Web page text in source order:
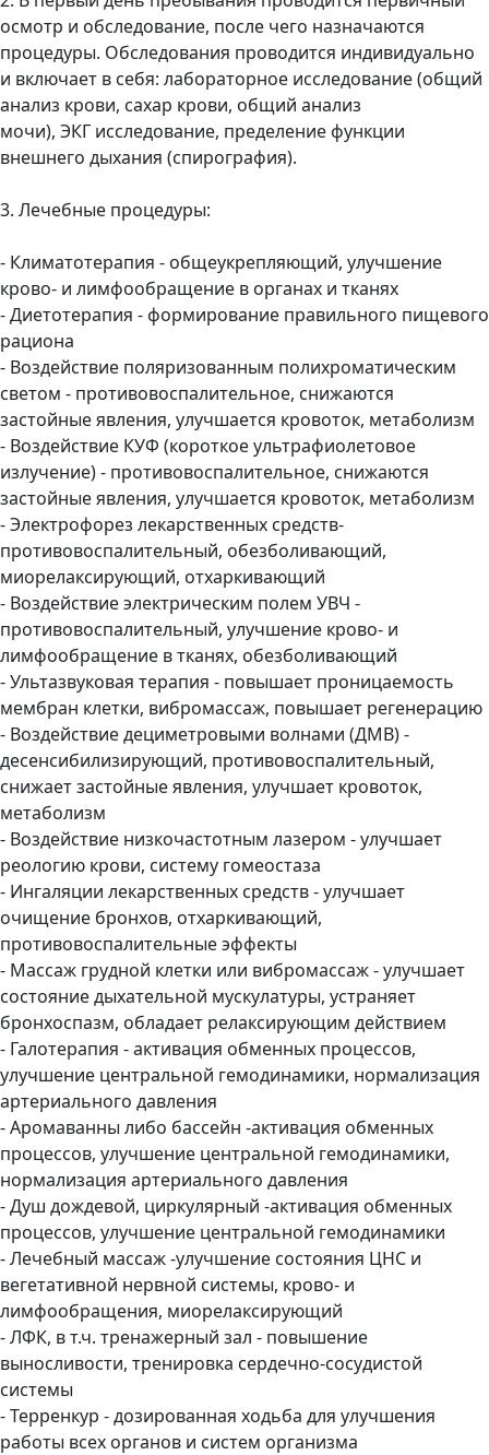
осмотр и обследование, после чего назначаются
процедуры. Обследования проводится индивидуально
и включает в себя: лабораторное исследование (общий
анализ крови, сахар крови, общий анализ
мочи), ЭКГ исследование, пределение функции
внешнего дыхания (спирография).
3. Лечебные процедуры:
- Климатотерапия - общеукрепляющий, улучшение
крово- и лимфообращение в органах и тканях
- Диетотерапия - формирование правильного пищевого
рациона
- Воздействие поляризованным полихроматическим
светом - противовоспалительное, снижаются
застойные явления, улучшается кровоток, метаболизм
- Воздействие КУФ (короткое ультрафиолетовое
излучение) - противовоспалительное, снижаются
застойные явления, улучшается кровоток, метаболизм
- Электрофорез лекарственных средств-
противовоспалительный, обезболивающий,
миорелаксирующий, отхаркивающий
- Воздействие электрическим полем УВЧ -
противовоспалительный, улучшение крово- и
лимфообращение в тканях, обезболивающий
- Ультазвуковая терапия - повышает проницаемость
мембран клетки, вибромассаж, повышает регенерацию
- Воздействие дециметровыми волнами (ДМВ) -
десенсибилизирующий, противовоспалительный,
снижает застойные явления, улучшает кровоток,
метаболизм
- Воздействие низкочастотным лазером - улучшает
реологию крови, систему гомеостаза
- Ингаляции лекарственных средств - улучшает
очищение бронхов, отхаркивающий,
противовоспалительные эффекты
- Массаж грудной клетки или вибромассаж - улучшает
состояние дыхательной мускулатуры, устраняет
бронхоспазм, обладает релаксирующим действием
- Галотерапия - активация обменных процессов,
улучшение центральной гемодинамики, нормализация
артериального давления
- Аромаванны либо бассейн -активация обменных
процессов, улучшение центральной гемодинамики,
нормализация артериального давления
- Душ дождевой, циркулярный -активация обменных
процессов, улучшение центральной гемодинамики
- Лечебный массаж -улучшение состояния ЦНС и
вегетативной нервной системы, крово- и
лимфообращения, миорелаксирующий
- ЛФК, в т.ч. тренажерный зал - повышение
выносливости, тренировка сердечно-сосудистой
системы
- Терренкур - дозированная ходьба для улучшения
работы всех органов и систем организма